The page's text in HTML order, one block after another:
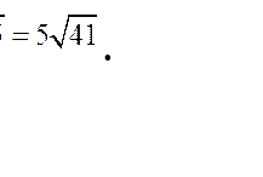
.